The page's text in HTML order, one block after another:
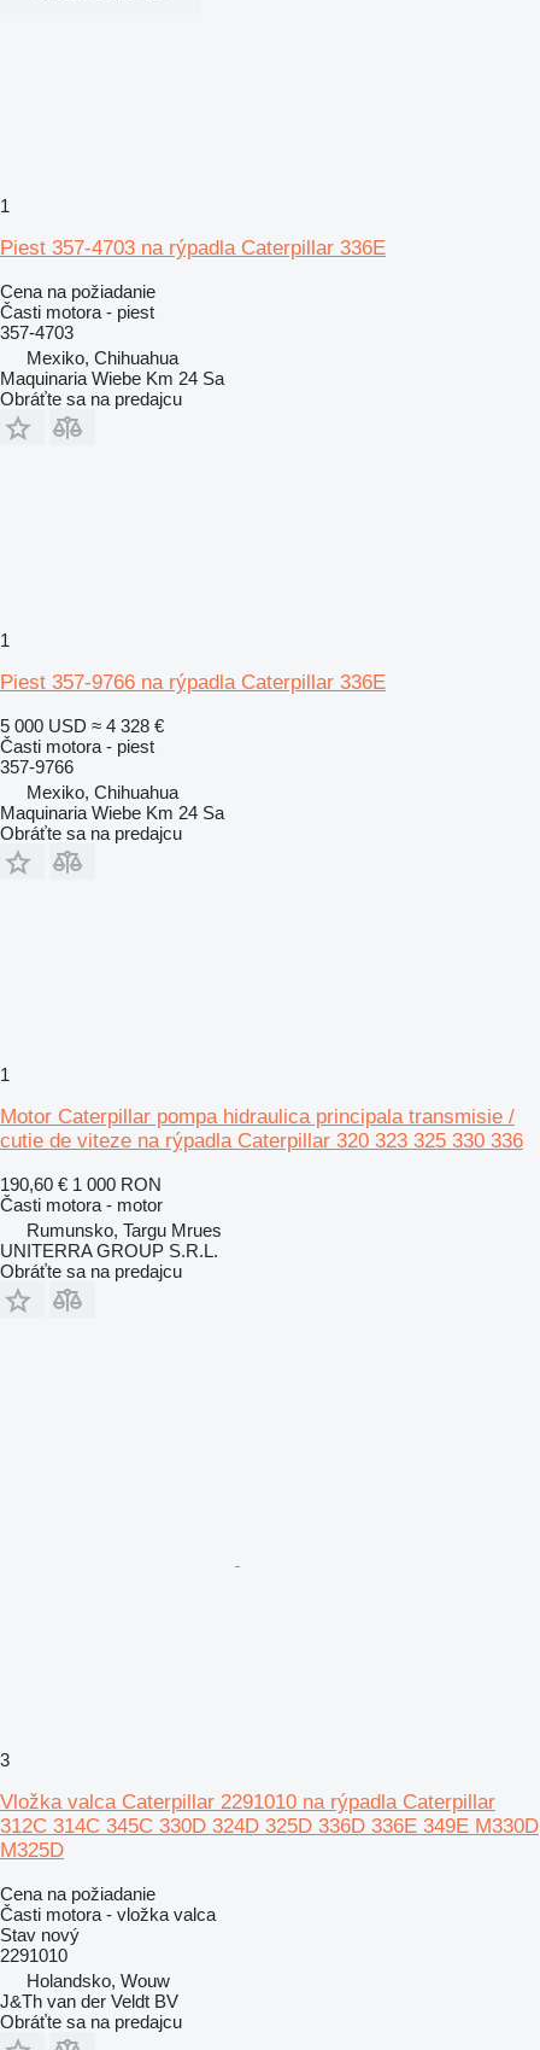
1
Piest 357-4703 na rýpadla Caterpillar 336E
Cena na požiadanie
Časti motora - piest
357-4703
Mexiko, Chihuahua
Maquinaria Wiebe Km 24 Sa
Obráťte sa na predajcu
1
Piest 357-9766 na rýpadla Caterpillar 336E
5 000 USD ≈ 4 328 €
Časti motora - piest
357-9766
Mexiko, Chihuahua
Maquinaria Wiebe Km 24 Sa
Obráťte sa na predajcu
1
Motor Caterpillar pompa hidraulica principala transmisie /
cutie de viteze na rýpadla Caterpillar 320 323 325 330 336
190,60 € 1 000 RON
Časti motora - motor
Rumunsko, Targu Mrues
UNITERRA GROUP S.R.L.
Obráťte sa na predajcu
3
Vložka valca Caterpillar 2291010 na rýpadla Caterpillar
312C 314C 345C 330D 324D 325D 336D 336E 349E M330D
M325D
Cena na požiadanie
Časti motora - vložka valca
Stav nový
2291010
Holandsko, Wouw
J&Th van der Veldt BV
Obráťte sa na predajcu